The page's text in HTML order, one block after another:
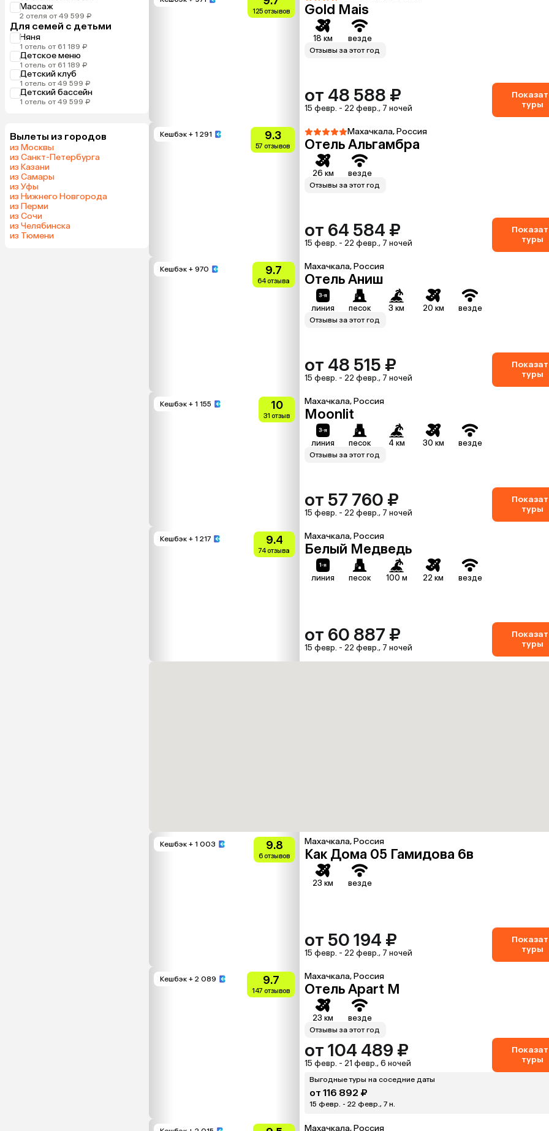
Массаж
2 отеля от 49 599 ₽
Для семей с детьми
Няня
1 отель от 61 189 ₽
Детское меню
1 отель от 61 189 ₽
Детский клуб
1 отель от 49 599 ₽
Детский бассейн
1 отель от 49 599 ₽
Вылеты из городов
из Москвы
из Санкт-Петербурга
из Казани
из Самары
из Уфы
из Нижнего Новгорода
из Перми
из Сочи
из Челябинска
из Тюмени
125 отзывов Gold Mais
18 км везде
Отзывы за этот год
от 48 588 ₽
15 февр. - 22 февр., 7 ночей
туры
Кешбэк + 1 291 9.3
57 отзывов
Махачкала, Россия
Отель Альгамбра
26 км везде
Отзывы за этот год
от 64 584 ₽
15 февр. - 22 февр., 7 ночей
туры
Кешбэк + 970 9.7
64 отзыва
Махачкала, Россия
Отель Аниш
линия песок 3 км 20 км везде
Отзывы за этот год
от 48 515 ₽
15 февр. - 22 февр., 7 ночей
туры
Кешбэк + 1 155 10
31 отзыв
Махачкала, Россия
Moonlit
линия песок 4 км 30 км везде
Отзывы за этот год
от 57 760 ₽
15 февр. - 22 февр., 7 ночей
туры
Кешбэк + 1 217 9.4
74 отзыва
Махачкала, Россия
Белый Медведь
линия песок 100 м 22 км везде
от 60 887 ₽
15 февр. - 22 февр., 7 ночей
туры
Кешбэк + 1 003 9.8
6 отзывов
Махачкала, Россия
Как Дома 05 Гамидова 6в
23 км везде
от 50 194 ₽
15 февр. - 22 февр., 7 ночей
туры
Кешбэк + 2 089 9.7
147 отзывов
Махачкала, Россия
Отель Apart M
23 км везде
Отзывы за этот год
от 104 489 ₽
15 февр. - 21 февр., 6 ночей
туры
Выгодные туры на соседние даты
от 116 892 ₽
15 февр. - 22 февр., 7 н.
Махачкала, Россия